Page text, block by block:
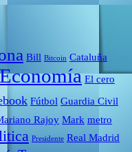
Bill Bitcoin Cataluña
Economía El cero
Fútbol Guardia Civil
Rajoy Mark metro
Presidente Real Madrid